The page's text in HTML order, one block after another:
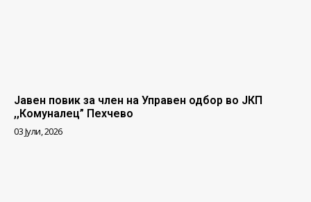
Јавен повик за член на Управен одбор во ЈКП
,,Комуналец” Пехчево
03 Јули, 2026